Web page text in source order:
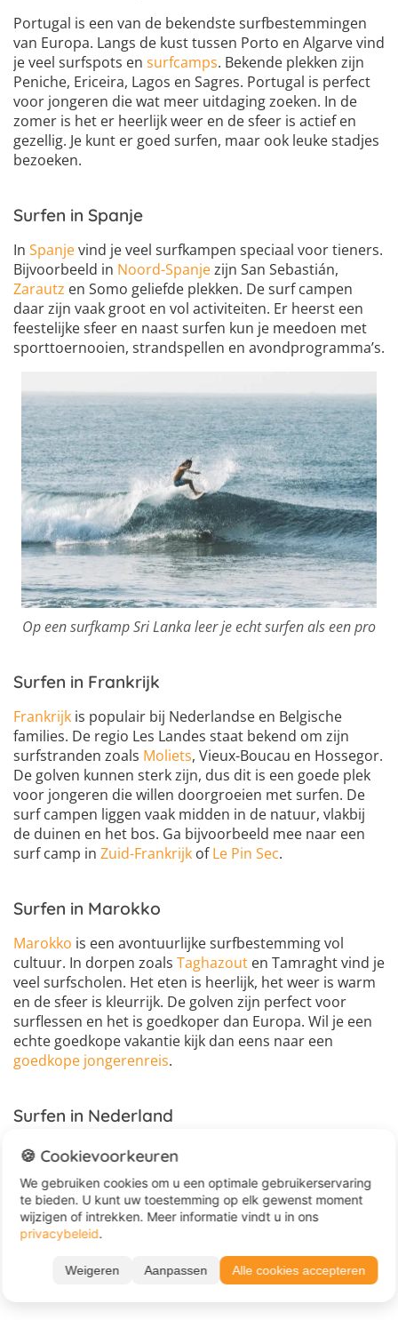
Portugal is een van de bekendste surfbestemmingen
van Europa. Langs de kust tussen Porto en Algarve vind
je veel surfspots en surfcamps. Bekende plekken zijn
Peniche, Ericeira, Lagos en Sagres. Portugal is perfect
voor jongeren die wat meer uitdaging zoeken. In de
zomer is het er heerlijk weer en de sfeer is actief en
gezellig. Je kunt er goed surfen, maar ook leuke stadjes
bezoeken.
Surfen in Spanje
In Spanjevind je veel surfkampen speciaal voor tieners.
Bijvoorbeeld in Noord-Spanjezijn San Sebastián,
Zarautz en Somo geliefde plekken. De surf campen
daar zijn vaak groot en vol activiteiten. Er heerst een
feestelijke sfeer en naast surfen kun je meedoen met
sporttoernooien, strandspellen en avondprogramma’s.
Op een surfkamp Sri Lanka leer je echt surfen als een pro
Surfen in Frankrijk
Frankrijk is populair bij Nederlandse en Belgische
families. De regio Les Landes staat bekend om zijn
surfstranden zoals Moliets, Vieux-Boucau en Hossegor.
De golven kunnen sterk zijn, dus dit is een goede plek
voor jongeren die willen doorgroeien met surfen. De
surf campen liggen vaak midden in de natuur, vlakbij
de duinen en het bos. Ga bijvoorbeeld mee naar een
surf camp in Zuid-Frankrijk ofLe Pin Sec.
Surfen in Marokko
Marokko is een avontuurlijke surfbestemming vol
cultuur. In dorpen zoals Taghazout en Tamraght vind je
veel surfscholen. Het eten is heerlijk, het weer is warm
en de sfeer is kleurrijk. De golven zijn perfect voor
surflessen en het is goedkoper dan Europa. Wil je een
echte goedkope vakantie kijk dan eens naar een
goedkope jongerenreis.
Surfen in Nederland
Je hoeft niet ver te reizen om te leren surfen. In
Scheveningen,Zeeland, Texel,Zandvoortof Workum.
Hier surf je in de Noordzee. De golven zijn misschien
kleiner dan in Sri Lanka, maar juist daardoor goed om
Wil je nog dichter bij huis dan kan je zelfs opsurfkamp
🍪 Cookievoorkeuren
We gebruiken cookies om u een optimale gebruikerservaring
te bieden. U kunt uw toestemming op elk gewenst moment
wijzigen of intrekken. Meer informatie vindt u in ons
privacybeleid.
Weigeren Aanpassen Alle cookies accepteren